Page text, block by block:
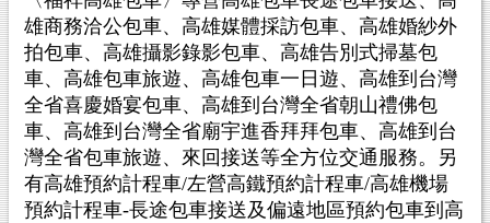
雄商務洽公包車、高雄媒體採訪包車、高雄婚紗外
拍包車、高雄攝影錄影包車、高雄告別式掃墓包
車、高雄包車旅遊、高雄包車一日遊、高雄到台灣
全省喜慶婚宴包車、高雄到台灣全省朝山禮佛包
車、高雄到台灣全省廟宇進香拜拜包車、高雄到台
灣全省包車旅遊、來回接送等全方位交通服務。另
有高雄預約計程車/左營高鐵預約計程車/高雄機場
預約計程車-長途包車接送及偏遠地區預約包車到高